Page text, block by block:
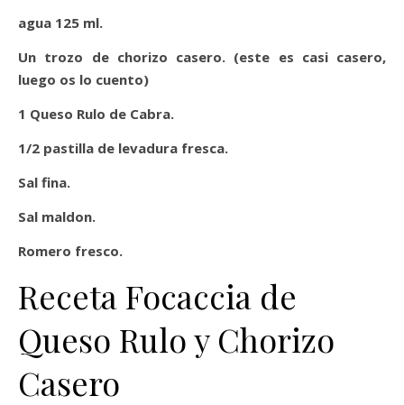
agua 125 ml.
Un trozo de chorizo casero. (este es casi casero,
luego os lo cuento)
1 Queso Rulo de Cabra.
1/2 pastilla de levadura fresca.
Sal fina.
Sal maldon.
Romero fresco.
Receta Focaccia de
Queso Rulo y Chorizo
Casero